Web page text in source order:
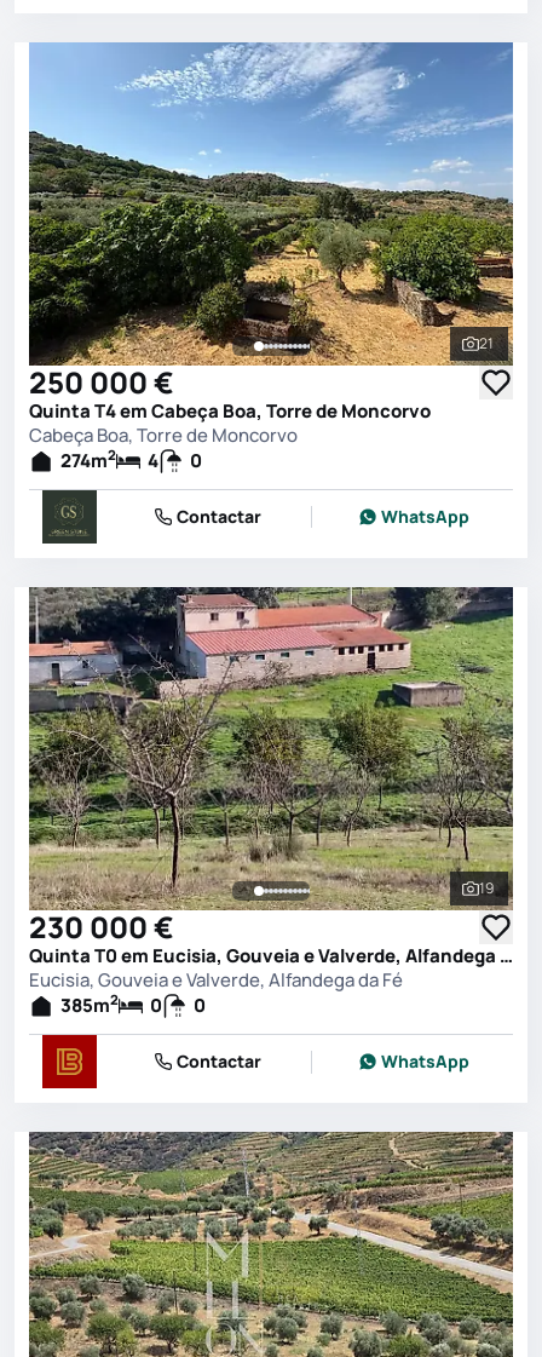
Ver
21
250 000 €
Quinta T4 em Cabeça Boa, Torre de Moncorvo
Cabeça Boa, Torre de Moncorvo
274m2 4 0
Contactar WhatsApp
Ver
19
230 000 €
Quinta T0 em Eucisia, Gouveia e Valverde, Alfandega da Fé
Eucisia, Gouveia e Valverde, Alfandega da Fé
385m2 0 0
Contactar WhatsApp